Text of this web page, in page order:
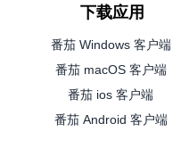
下载应用
番茄 Windows 客户端
番茄 macOS 客户端
番茄 ios 客户端
番茄 Android 客户端